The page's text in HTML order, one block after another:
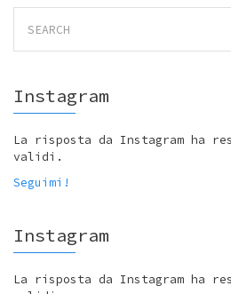
for:
Instagram
La risposta da Instagram ha
validi.
Seguimi!
Instagram
La risposta da Instagram ha